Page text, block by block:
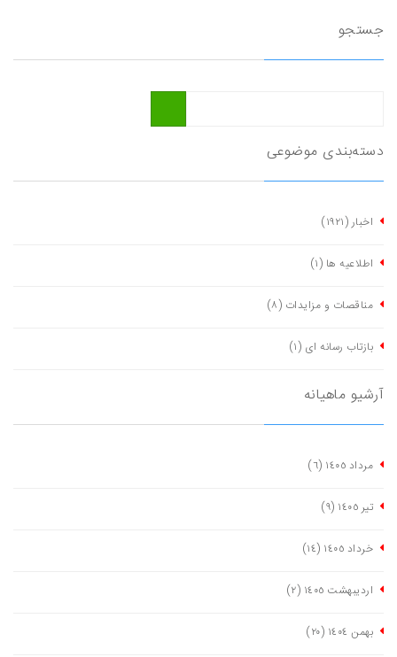
جستجو
دسته‌بندی موضوعی
اخبار(١٩٢١)
اطلاعیه ها (١)
مناقصات و مزایدات (٨)
بازتاب رسانه ای (١)
آرشیو ماهیانه
مرداد ١٤٠٥ (٦)
تیر ١٤٠٥ (٩)
خرداد ١٤٠٥ (١٤)
اردیبهشت ١٤٠٥ (٢)
بهمن ١٤٠٤ (٢٠)